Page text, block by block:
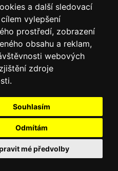
a další sledovací
vylepšení
prostředí, zobrazení
obsahu a reklam,
webových
zdroje
Souhlasím
Odmítám
mé předvolby
a dotazy nezůstanou bez odezvy.
O WEBU